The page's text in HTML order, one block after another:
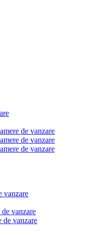
de vanzare
de vanzare
de vanzare
vanzare
vanzare
de vanzare